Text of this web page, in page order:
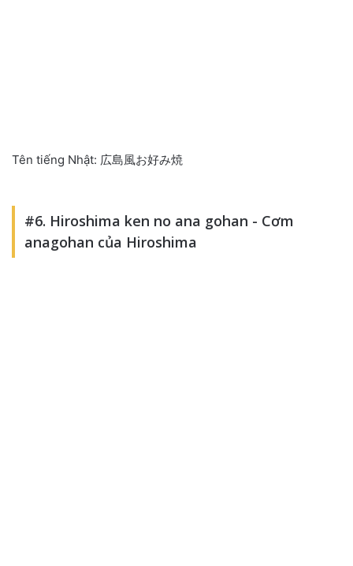
Tên tiếng Nhật: 広島風お好み焼
#6. Hiroshima ken no ana gohan - Cơm
anagohan của Hiroshima